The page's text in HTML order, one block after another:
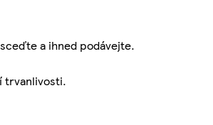
a ihned podávejte.
trvanlivosti.